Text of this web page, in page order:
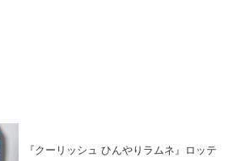
『クーリッシュ ひんやりラムネ』ロッテ